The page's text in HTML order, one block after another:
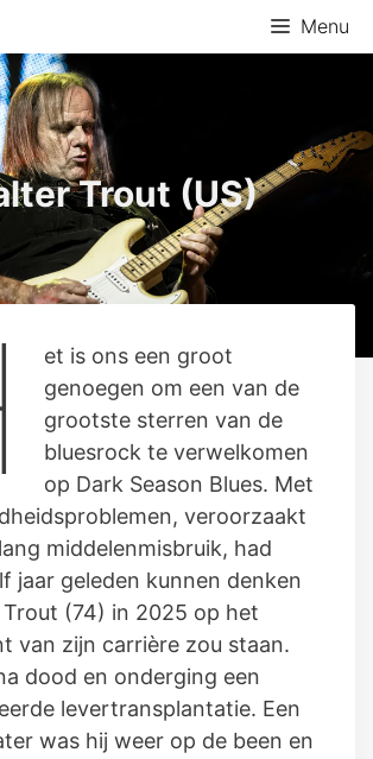
Menu
Trout (US)
et is ons een groot
genoegen om een van de
grootste sterren van de
bluesrock te verwelkomen
op Dark Season Blues. Met
veroorzaakt
middelenmisbruik, had
jaar geleden kunnen denken
(74) in 2025 op het
van zijn carrière zou staan.
dood en onderging een
levertransplantatie. Een
was hij weer op de been en